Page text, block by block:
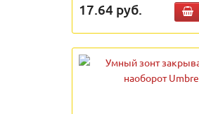
17.64 руб.